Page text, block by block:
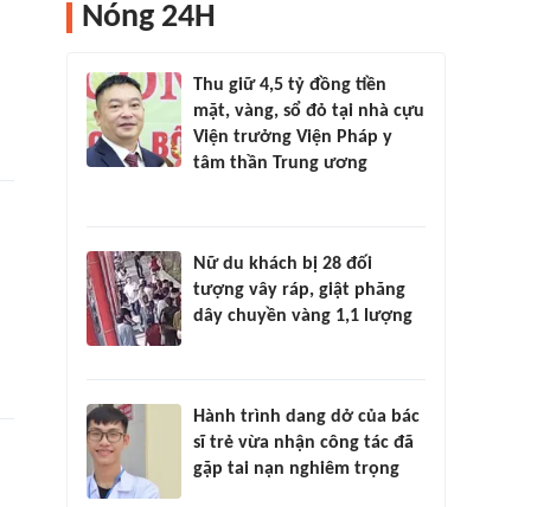
Nóng 24H
Thu giữ 4,5 tỷ đồng tiền
mặt, vàng, sổ đỏ tại nhà cựu
Viện trưởng Viện Pháp y
tâm thần Trung ương
Nữ du khách bị 28 đối
tượng vây ráp, giật phăng
dây chuyền vàng 1,1 lượng
Hành trình dang dở của bác
sĩ trẻ vừa nhận công tác đã
gặp tai nạn nghiêm trọng